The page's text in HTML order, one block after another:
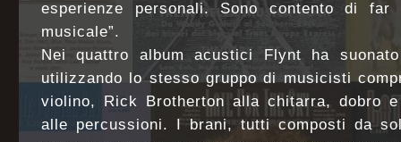
esperienze personali. Sono contento di
musicale”.
Nei quattro album acustici Flynt ha
utilizzando lo stesso gruppo di musicisti
violino, Rick Brotherton alla chitarra, dobro
alle percussioni. I brani, tutti composti da